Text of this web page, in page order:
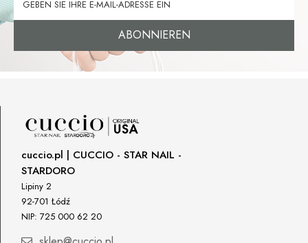
ABONNIEREN
cuccio.pl | CUCCIO - STAR NAIL -
STARDORO
Lipiny 2
92-701 Łódź
NIP: 725 000 62 20